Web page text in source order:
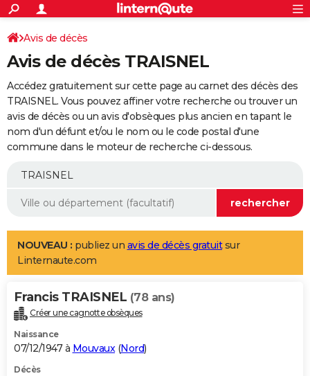
ACTUALITÉS
Politique
Société
Faits Divers
Education
Monde
Villes
+
SPORT
Coupe du monde 2026
Football
Tennis
Cyclisme
Rugby
Forum
Programme TV
TNT
Streaming
Cinéma
Sorties cinéma
Musique
+
FINANCE
Retraite
Epargne
Immobilier
Risques naturels par ville
Banque
Assurance
AUTO
Essais
Réserver un essai
Citadines
Berlines
SUV
Forum auto
+
Mobiles
Meilleur smartphone
Internet
Ordinateurs
Jeux vidéo
Guide high-tech
Aménagement intérieur
LIFESTYLE
Art de vivre
Bien-être
Loisirs
Mode
Modes de vie
Alimentation
Guide de la santé
Maladies
Médicaments
Sommeil
VOYAGE
Destinations
City break
Voyage nature
Voyage de noces
Forum
Climat
+PHOTO
GUIDES D'ACHAT
Avis de décès
Avis de décès TRAISNEL
Accédez gratuitement sur cette page au carnet des décès des
TRAISNEL. Vous pouvez affiner votre recherche ou trouver un
avis de décès ou un avis d'obsèques plus ancien en tapant le
nom d'un défunt et/ou le nom ou le code postal d'une
commune dans le moteur de recherche ci-dessous.
NOUVEAU : publiez un avis de décès gratuitsur
Linternaute.com
Francis TRAISNEL (78 ans)
Créer une cagnotte obsèques
Naissance
07/12/1947 à Mouvaux(Nord)
Décès